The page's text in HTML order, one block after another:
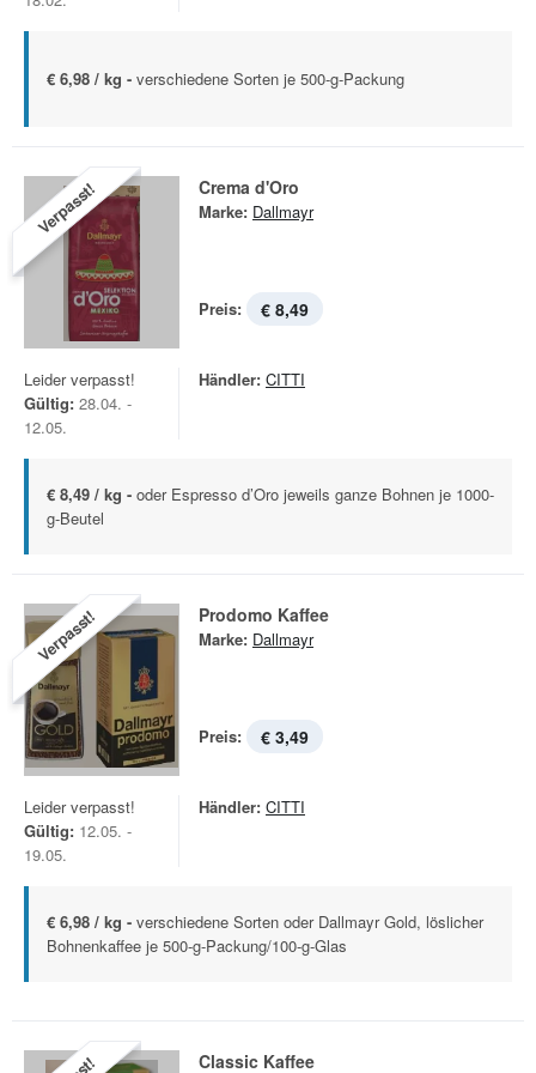
€ 6,98 / kg - verschiedene Sorten je 500-g-Packung
Verpasst! Crema d'Oro
Marke: Dallmayr
Preis: € 8,49
Leider verpasst!
Gültig: 28.04. -
12.05.
Händler: CITTI
€ 8,49 / kg - oder Espresso d’Oro jeweils ganze Bohnen je 1000-
g-Beutel
Verpasst! Prodomo Kaffee
Marke: Dallmayr
Preis: € 3,49
Leider verpasst!
Gültig: 12.05. -
19.05.
Händler: CITTI
€ 6,98 / kg - verschiedene Sorten oder Dallmayr Gold, löslicher
Bohnenkaffee je 500-g-Packung/100-g-Glas
Classic Kaffee